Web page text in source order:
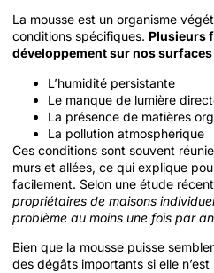
La mousse est un organisme
conditions spécifiques. Plusieurs
développement sur nos
L’humidité persistante
Le manque de lumière
La présence de matières
La pollution atmosphérique
Ces conditions sont souvent
murs et allées, ce qui explique
facilement. Selon une étude
propriétaires de maisons
problème au moins une fois par an
Bien que la mousse puisse
des dégâts importants si elle